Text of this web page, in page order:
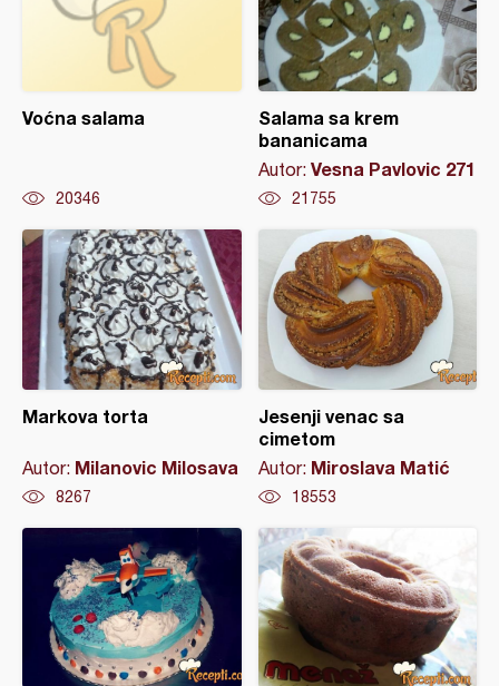
Voćna salama
20346
Salama sa krem
bananicama
Autor: Vesna Pavlovic 271
21755
Markova torta
Autor: Milanovic Milosava
8267
Jesenji venac sa
cimetom
Autor: Miroslava Matić
18553